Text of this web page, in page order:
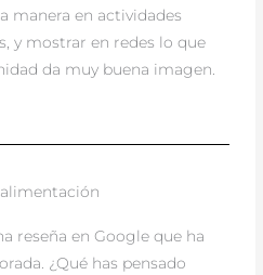
manera en actividades
y mostrar en redes lo que
da muy buena imagen.
reseña en Google que ha
¿Qué has pensado